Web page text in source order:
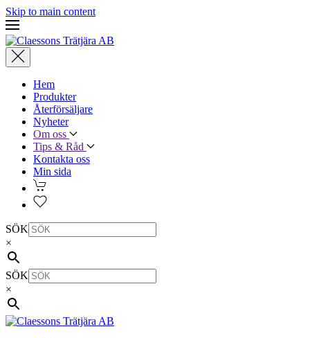
Skip to main content
Hem
Produkter
Återförsäljare
Nyheter
Om oss
Tips & Råd
Kontakta oss
Min sida
SÖK
×
SÖK
×